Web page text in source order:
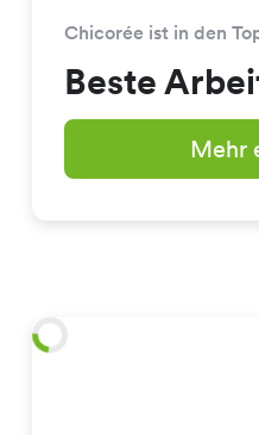
Chicorée ist in den
Beste
Mehr